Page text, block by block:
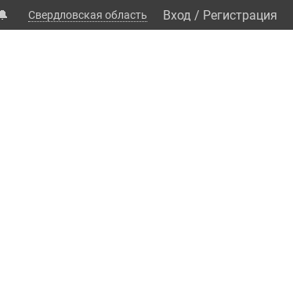
Свердловская область Вход / Регистрация